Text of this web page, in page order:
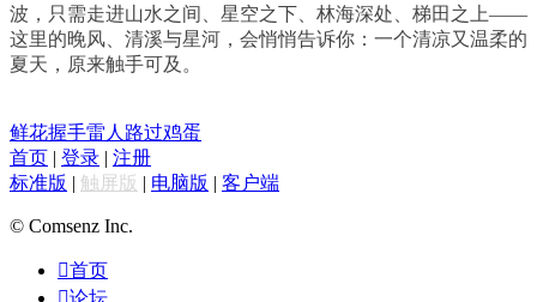
波，只需走进山水之间、星空之下、林海深处、梯田之上——
这里的晚风、清溪与星河，会悄悄告诉你：一个清凉又温柔的
夏天，原来触手可及。
鲜花握手雷人 路过鸡蛋
首页 | 登录 | 注册
标准版 | 触屏版 | 电脑版 | 客户端
© Comsenz Inc.
首页
论坛